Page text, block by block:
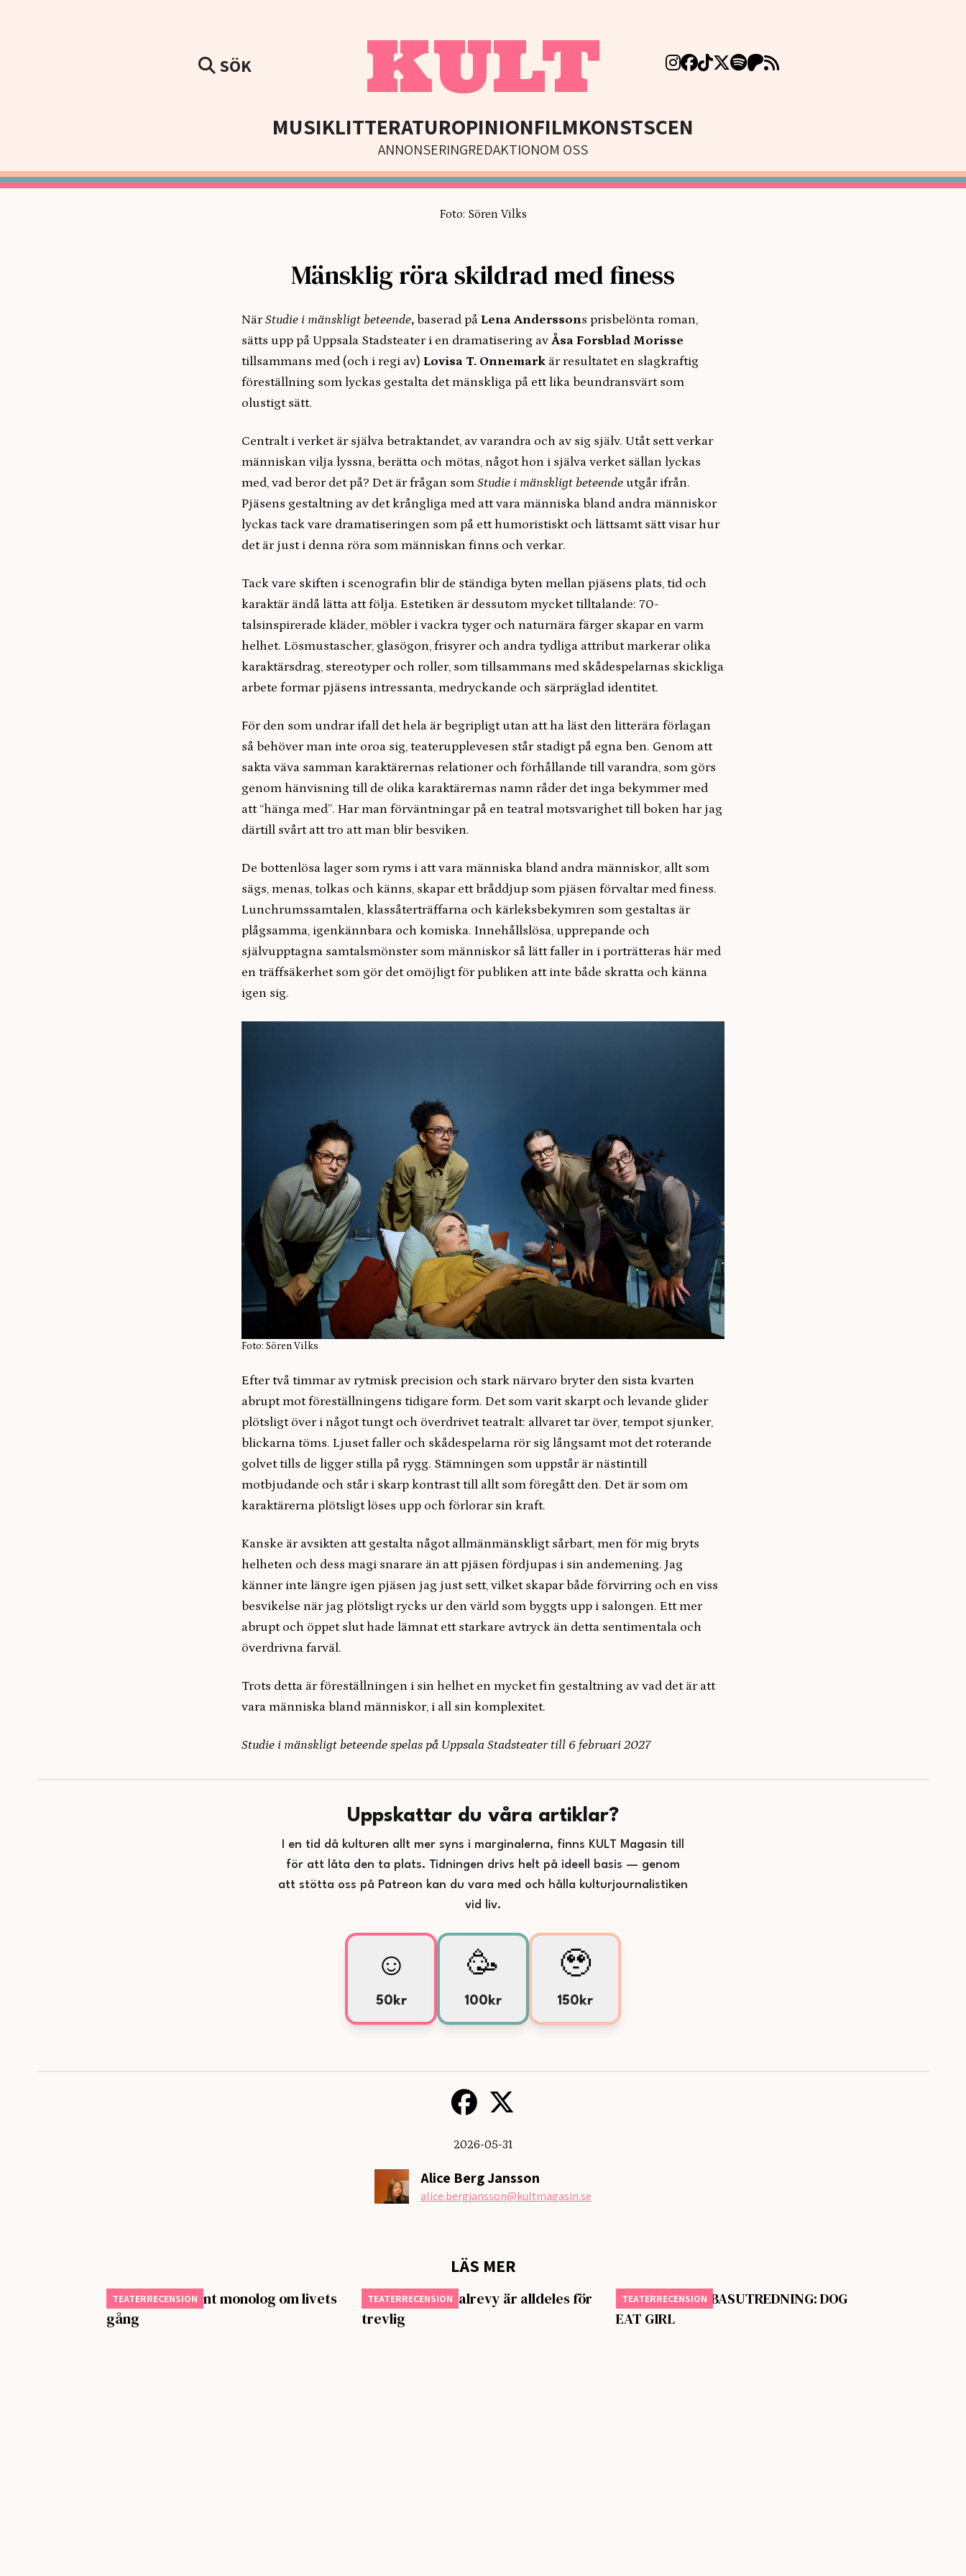
SÖK KULT
MUSIKLITTERATUROPINIONFILMKONSTSCEN
ANNONSERINGREDAKTIONOM OSS
Foto: Sören Vilks
Mänsklig röra skildrad med finess
NärStudie i mänskligt beteende, baserad på Lena Anderssons prisbelönta roman,
sätts upp på Uppsala Stadsteater i en dramatisering av Åsa Forsblad Morisse
tillsammans med (och i regi av) Lovisa T. Onnemark är resultatet en slagkraftig
föreställning som lyckas gestalta det mänskliga på ett lika beundransvärt som
olustigt sätt.
Centralt i verket är själva betraktandet, av varandra och av sig själv. Utåt sett verkar
människan vilja lyssna, berätta och mötas, något hon i själva verket sällan lyckas
med, vad beror det på? Det är frågan som Studie i mänskligt beteende utgår ifrån.
Pjäsens gestaltning av det krångliga med att vara människa bland andra människor
lyckas tack vare dramatiseringen som på ett humoristiskt och lättsamt sätt visar hur
det är just i denna röra som människan finns och verkar.
Tack vare skiften i scenografin blir de ständiga byten mellan pjäsens plats, tid och
karaktär ändå lätta att följa. Estetiken är dessutom mycket tilltalande: 70-
talsinspirerade kläder, möbler i vackra tyger och naturnära färger skapar en varm
helhet. Lösmustascher, glasögon, frisyrer och andra tydliga attribut markerar olika
karaktärsdrag, stereotyper och roller, som tillsammans med skådespelarnas skickliga
arbete formar pjäsens intressanta, medryckande och särpräglad identitet.
För den som undrar ifall det hela är begripligt utan att ha läst den litterära förlagan
så behöver man inte oroa sig, teaterupplevesen står stadigt på egna ben. Genom att
sakta väva samman karaktärernas relationer och förhållande till varandra, som görs
genom hänvisning till de olika karaktärernas namn råder det inga bekymmer med
att “hänga med”. Har man förväntningar på en teatral motsvarighet till boken har jag
därtill svårt att tro att man blir besviken.
De bottenlösa lager som ryms i att vara människa bland andra människor, allt som
sägs, menas, tolkas och känns, skapar ett bråddjup som pjäsen förvaltar med finess.
Lunchrumssamtalen, klassåterträffarna och kärleksbekymren som gestaltas är
plågsamma, igenkännbara och komiska. Innehållslösa, upprepande och
självupptagna samtalsmönster som människor så lätt faller in i porträtteras här med
en träffsäkerhet som gör det omöjligt för publiken att inte både skratta och känna
igen sig.
Foto: Sören Vilks
Efter två timmar av rytmisk precision och stark närvaro bryter den sista kvarten
abrupt mot föreställningens tidigare form. Det som varit skarpt och levande glider
plötsligt över i något tungt och överdrivet teatralt: allvaret tar över, tempot sjunker,
blickarna töms. Ljuset faller och skådespelarna rör sig långsamt mot det roterande
golvet tills de ligger stilla på rygg. Stämningen som uppstår är nästintill
motbjudande och står i skarp kontrast till allt som föregått den. Det är som om
karaktärerna plötsligt löses upp och förlorar sin kraft.
Kanske är avsikten att gestalta något allmänmänskligt sårbart, men för mig bryts
helheten och dess magi snarare än att pjäsen fördjupas i sin andemening. Jag
känner inte längre igen pjäsen jag just sett, vilket skapar både förvirring och en viss
besvikelse när jag plötsligt rycks ur den värld som byggts upp i salongen. Ett mer
abrupt och öppet slut hade lämnat ett starkare avtryck än detta sentimentala och
överdrivna farväl.
Trots detta är föreställningen i sin helhet en mycket fin gestaltning av vad det är att
vara människa bland människor, i all sin komplexitet.
Studie i mänskligt beteende spelas på Uppsala Stadsteater till 6 februari 2027
Uppskattar du våra artiklar?
I en tid då kulturen allt mer syns i marginalerna, finns KULT Magasin till
för att låta den ta plats. Tidningen drivs helt på ideell basis — genom
att stötta oss på Patreon kan du vara med och hålla kulturjournalistiken
vid liv.
☺️
50kr
🥳
100kr
🥹
150kr
2026-05-31
Alice Berg Jansson
alice.bergjansson@kultmagasin.se
LÄS MER
TEATERRECENSION
All of it – Dansant monolog om livets
gång
TEATERRECENSION
Parkteaterns valrevy är alldeles för
trevlig
TEATERRECENSION
PSYKOLOGISK BASUTREDNING: DOG
EAT GIRL